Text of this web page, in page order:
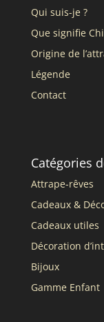
Qui suis-je ?
Que signifie
Origine de
Légende
Contact
Catégories
Attrape-rêves
Cadeaux &
Cadeaux utiles
Décoration
Bijoux
Gamme Enfant